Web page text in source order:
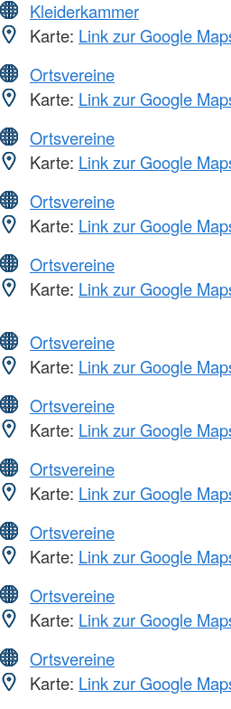
Kleiderkammer
Karte: Link zur Google
Ortsvereine
Karte: Link zur Google
Ortsvereine
Karte: Link zur Google
Ortsvereine
Karte: Link zur Google
Ortsvereine
Karte: Link zur Google
Ortsvereine
Karte: Link zur Google
Ortsvereine
Karte: Link zur Google
Ortsvereine
Karte: Link zur Google
Ortsvereine
Karte: Link zur Google
Ortsvereine
Karte: Link zur Google
Ortsvereine
Karte: Link zur Google